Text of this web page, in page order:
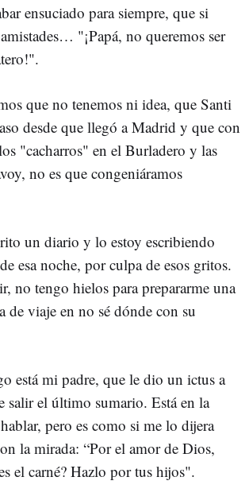
ensuciado para siempre, que si
"¡Papá, no queremos ser
que no tenemos ni idea, que Santi
desde que llegó a Madrid y que con
"cacharros" en el Burladero y las
no es que congeniáramos
un diario y lo estoy escribiendo
esa noche, por culpa de esos gritos.
no tengo hielos para prepararme una
de viaje en no sé dónde con su
está mi padre, que le dio un ictus a
salir el último sumario. Está en la
pero es como si me lo dijera
la mirada: “Por el amor de Dios,
el carné? Hazlo por tus hijos".